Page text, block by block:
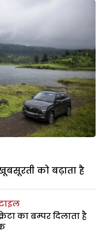
को बढ़ाता है
का बम्पर दिलाता है